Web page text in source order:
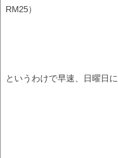
RM25）
というわけで早速、日曜日